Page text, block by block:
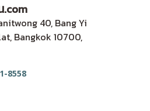
.com
40, Bang Yi
Bangkok 10700,
8558